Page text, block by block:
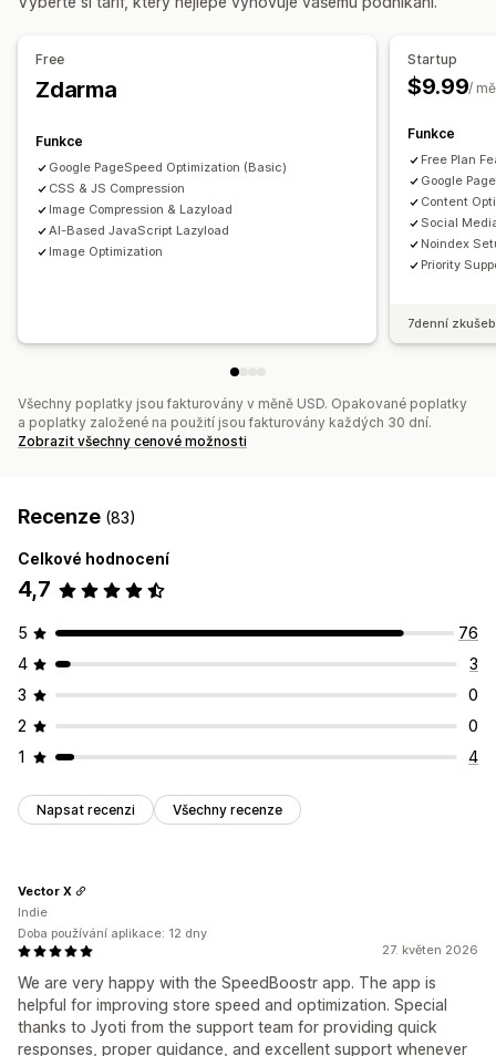
Meta tagy
Strukturovaná data JSON-LD
Schémata
Generování pomocí umělé inteligence
Optimalizace obrázků
Sledování výkonu
Skóre SEO
Audity Vykazování
Free
Zdarma
Funkce
Google PageSpeed Optimization (Basic)
CSS & JS Compression
Image Compression & Lazyload
AI-Based JavaScript Lazyload
Image Optimization
Startup
$9.99/
Funkce
Free Plan
Google
Content
Social
Noindex
Priority
7denní
Všechny poplatky jsou fakturovány v měně USD. Opakované poplatky
a poplatky založené na použití jsou fakturovány každých 30 dní.
Zobrazit všechny cenové možnosti
Recenze (83)
Celkové hodnocení
4,7
5
76
4
3
3
0
2
0
1
4
Napsat recenzi Všechny recenze
27. květen 2026
We are very happy with the SpeedBoostr app. The app is
helpful for improving store speed and optimization. Special
thanks to Jyoti from the support team for providing quick
responses, proper guidance, and excellent support whenever
Vector X
Indie
Doba používání aplikace: 12 dny